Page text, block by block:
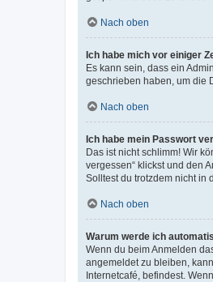
Nach oben
Ich habe mich vor einiger
Es kann sein, dass ein
geschrieben haben, um die
Nach oben
Ich habe mein Passwort
Das ist nicht schlimm! Wir
vergessen“ klickst und den
Solltest du trotzdem nicht in
Nach oben
Warum werde ich
Wenn du beim Anmelden
angemeldet zu bleiben,
Internetcafé, befindest.